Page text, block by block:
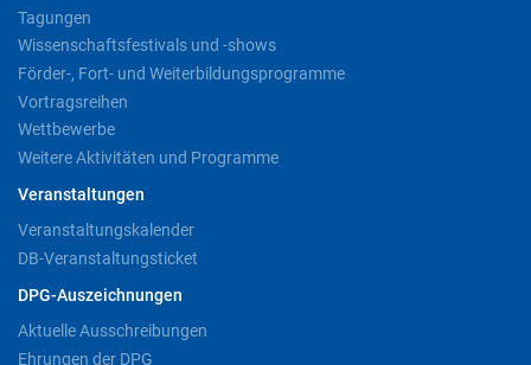
Tagungen
Wissenschaftsfestivals und -shows
Förder-, Fort- und Weiterbildungsprogramme
Vortragsreihen
Wettbewerbe
Weitere Aktivitäten und Programme
Veranstaltungen
Veranstaltungskalender
DB-Veranstaltungsticket
DPG-Auszeichnungen
Aktuelle Ausschreibungen
Ehrungen der DPG